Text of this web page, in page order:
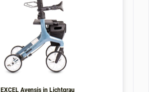
EXCEL Avensis in Lichtgrau